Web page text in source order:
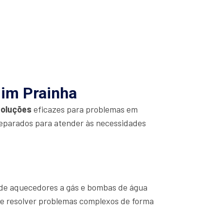
Prainha
eficazes para problemas em
para atender às necessidades
aquecedores a gás e bombas de água
problemas complexos de forma